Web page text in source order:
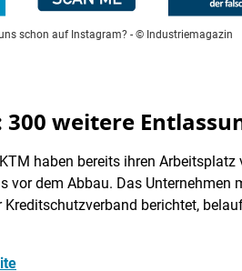
schon auf Instagram?- © Industriemagazin
weitere
haben bereits ihren Arbeitsplatz
dem Abbau. Das
berichtet,